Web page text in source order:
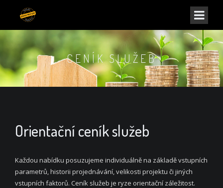
CENÍK SLUŽEB
Orientační ceník služeb
Každou nabídku posuzujeme individuálně na základě vstupních
parametrů, historii projednávání, velikosti projektu či jiných
vstupních faktorů. Ceník služeb je ryze orientační záležitost.